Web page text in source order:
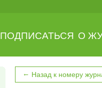
ПОДПИСАТЬСЯ О
← Назад к номеру